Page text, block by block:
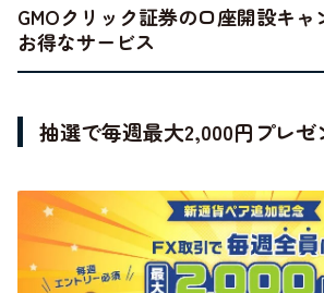
GMOクリック証券の口座開設キ
お得なサービス
抽選で毎週最大2,000円プレゼ